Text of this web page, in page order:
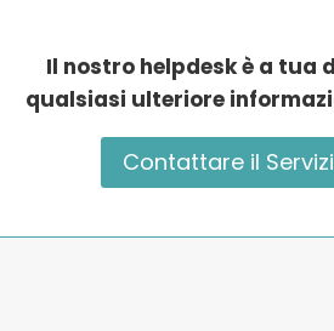
Il nostro helpdesk è a tua
qualsiasi ulteriore
Contattare il